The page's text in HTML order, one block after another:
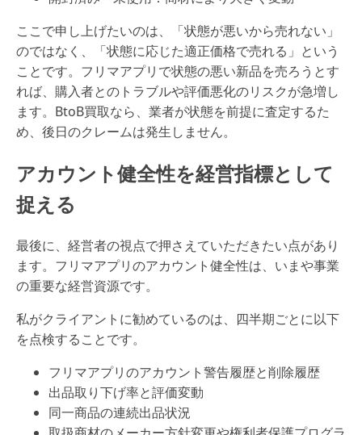
ここで申し上げたいのは、「状態が悪いから売れない」
のではなく、「状態に応じた適正価格で売れる」という
ことです。フリマアプリで状態の悪い新品を売ろうとす
れば、購入者とのトラブルや評価悪化のリスクが急増し
ます。BtoB買取なら、業者が状態を前提に査定するた
め、後日のクレームは発生しません。
アカウント健全性を経営指標として
捉える
最後に、経営者の視点で押さえていただきたい点があり
ます。フリマアプリのアカウント健全性は、いまや事業
の重要な経営資源です。
私がクライアントに勧めているのは、四半期ごとに以下
を点検することです。
フリマアプリのアカウント警告履歴と削除履歴
出品取り下げ率と評価変動
同一商品の連続出品状況